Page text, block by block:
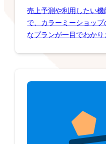
売上予測や利用したい
で、カラーミーショッ
なプランが一目でわかり